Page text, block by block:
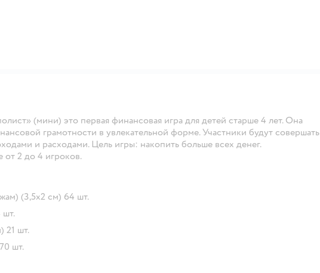
(мини) это первая финансовая игра для детей старше 4 лет. Она
грамотности в увлекательной форме. Участники будут совершать
и расходами. Цель игры: накопить больше всех денег.
от 2 до 4 игроков.
(3,5х2 см) 64 шт.
шт.
21 шт.
шт.